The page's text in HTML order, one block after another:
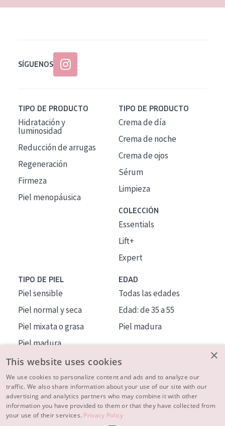
Todas las edades
SÍGUENOS
TIPO DE PRODUCTO
Hidratación y
luminosidad
Reducción de arrugas
Regeneración
Firmeza
Piel menopáusica
TIPO DE PRODUCTO
Crema de día
Crema de noche
Crema de ojos
Sérum
Limpieza
COLECCIÓN
Essentials
Lift+
Expert
TIPO DE PIEL
Piel sensible
Piel normal y seca
Piel mixata o grasa
Piel madura
Piel expuesta al sol
Piel menopáusica
EDAD
Todas las edades
Edad: de 35 a 55
Piel madura
MÁS SOBRE NOSOTROS
INSPIRACIÓN
×
This website uses cookies
We use cookies to personalize content and ads and to analyze our
traffic. We also share information about your use of our site with our
advertising and analytics partners who may combine it with other
information you have provided to them or that they have collected from
your use of their services. Privacy Policy